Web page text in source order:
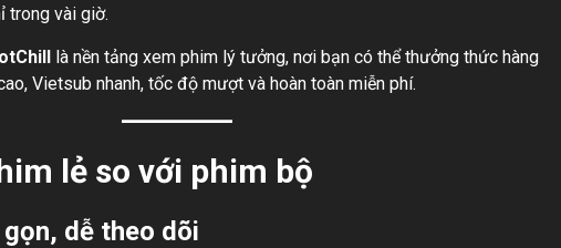
trong vài giờ.
là nền tảng xem phim lý tưởng, nơi bạn có thể thưởng thức hàng
Vietsub nhanh, tốc độ mượt và hoàn toàn miễn phí.
lẻ so với phim bộ
dễ theo dõi